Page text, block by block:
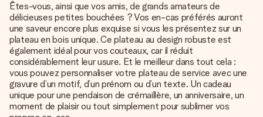
Êtes-vous, ainsi que vos amis, de grands amateurs de
délicieuses petites bouchées ? Vos en-cas préférés auront
une saveur encore plus exquise si vous les présentez sur un
plateau en bois unique. Ce plateau au design robuste est
également idéal pour vos couteaux, car il réduit
considérablement leur usure. Et le meilleur dans tout cela :
vous pouvez personnaliser votre plateau de service avec une
gravure d’un motif, d’un prénom ou d’un texte. Un cadeau
unique pour une pendaison de crémaillère, un anniversaire, un
moment de plaisir ou tout simplement pour sublimer vos